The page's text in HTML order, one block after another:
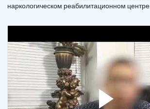
наркологическом реабилитационном центре